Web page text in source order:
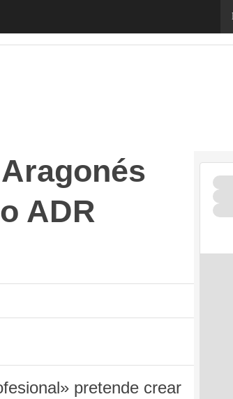
gana el premio ADR
ADR
pretende crear